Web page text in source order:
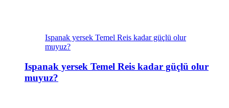
Ispanak yersek Temel Reis kadar güçlü olur
muyuz?
Ispanak yersek Temel Reis kadar güçlü olur
muyuz?